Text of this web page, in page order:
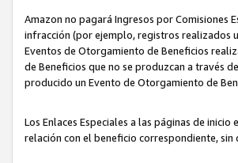
Amazon no pagará Ingresos por Comisiones
infracción (por ejemplo, registros realizados
Eventos de Otorgamiento de Beneficios
de Beneficios que no se produzcan a través
producido un Evento de Otorgamiento de
Los Enlaces Especiales a las páginas de
relación con el beneficio correspondiente,